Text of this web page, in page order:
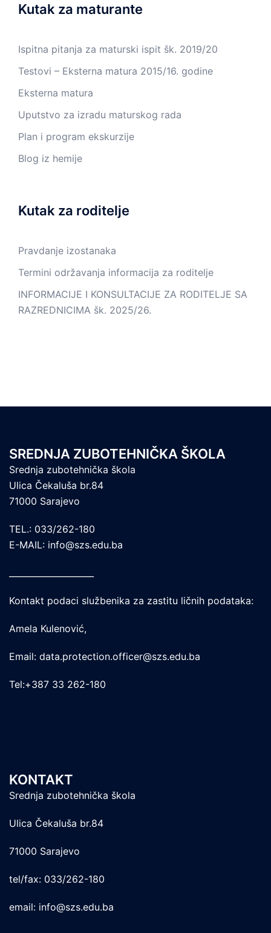
Kutak za maturante
Ispitna pitanja za maturski ispit šk. 2019/20
Testovi – Eksterna matura 2015/16. godine
Eksterna matura
Uputstvo za izradu maturskog rada
Plan i program ekskurzije
Blog iz hemije
Kutak za roditelje
Pravdanje izostanaka
Termini održavanja informacija za roditelje
INFORMACIJE I KONSULTACIJE ZA RODITELJE SA
RAZREDNICIMA šk. 2025/26.
SREDNJA ZUBOTEHNIČKA ŠKOLA
Srednja zubotehnička škola
Ulica Čekaluša br.84
71000 Sarajevo
TEL.: 033/262-180
E-MAIL: info@szs.edu.ba
Kontakt podaci službenika za zastitu ličnih podataka:
Amela Kulenović,
Email: data.protection.officer@szs.edu.ba
Tel:+387 33 262-180
KONTAKT
Srednja zubotehnička škola
Ulica Čekaluša br.84
71000 Sarajevo
tel/fax: 033/262-180
email: info@szs.edu.ba